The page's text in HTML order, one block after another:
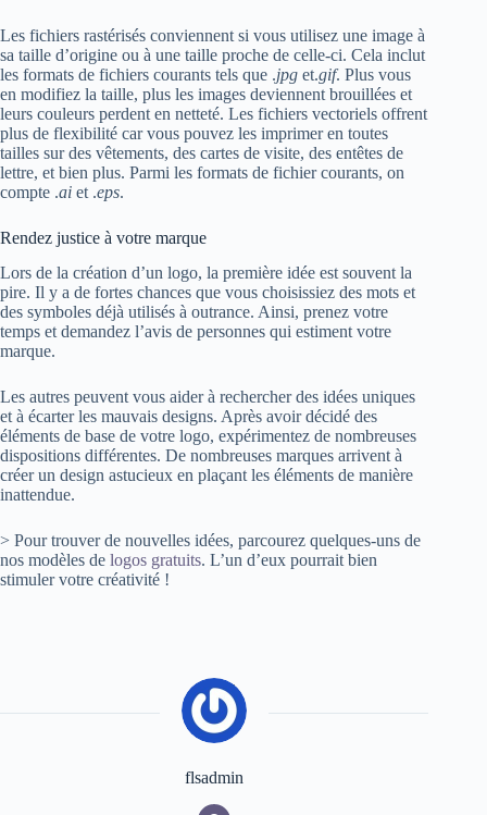
Les fichiers rastérisés conviennent si vous utilisez une image à
sa taille d’origine ou à une taille proche de celle-ci. Cela inclut
les formats de fichiers courants tels que .jpg et.gif. Plus vous
en modifiez la taille, plus les images deviennent brouillées et
leurs couleurs perdent en netteté. Les fichiers vectoriels offrent
plus de flexibilité car vous pouvez les imprimer en toutes
tailles sur des vêtements, des cartes de visite, des entêtes de
lettre, et bien plus. Parmi les formats de fichier courants, on
compte .ai et .eps.
Rendez justice à votre marque
Lors de la création d’un logo, la première idée est souvent la
pire. Il y a de fortes chances que vous choisissiez des mots et
des symboles déjà utilisés à outrance. Ainsi, prenez votre
temps et demandez l’avis de personnes qui estiment votre
marque.
Les autres peuvent vous aider à rechercher des idées uniques
et à écarter les mauvais designs. Après avoir décidé des
éléments de base de votre logo, expérimentez de nombreuses
dispositions différentes. De nombreuses marques arrivent à
créer un design astucieux en plaçant les éléments de manière
inattendue.
> Pour trouver de nouvelles idées, parcourez quelques-uns de
nos modèles de logos gratuits. L’un d’eux pourrait bien
stimuler votre créativité !
flsadmin